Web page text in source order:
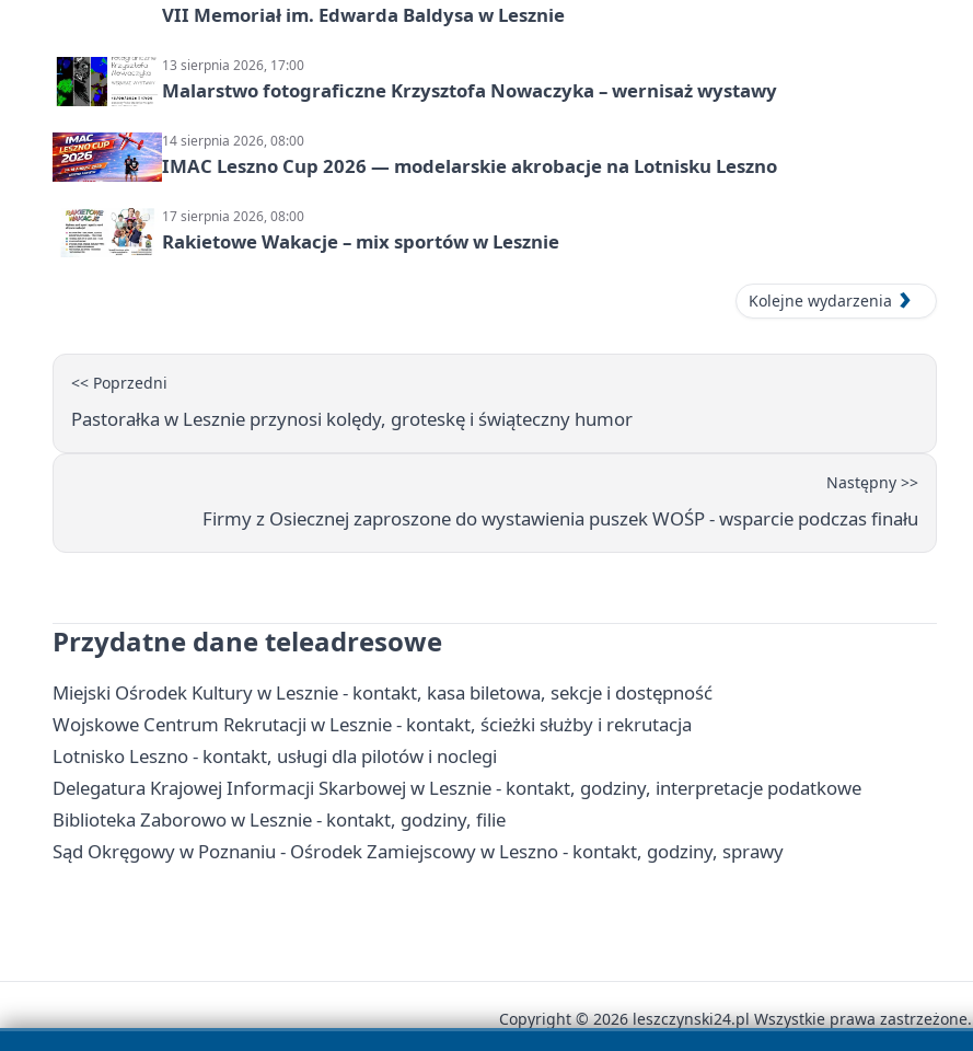
VII Memoriał im. Edwarda Baldysa w Lesznie
13 sierpnia 2026, 17:00
Malarstwo fotograficzne Krzysztofa Nowaczyka – wernisaż wystawy
14 sierpnia 2026, 08:00
IMAC Leszno Cup 2026 — modelarskie akrobacje na Lotnisku Leszno
17 sierpnia 2026, 08:00
Rakietowe Wakacje – mix sportów w Lesznie
Kolejne wydarzenia
<< Poprzedni
Pastorałka w Lesznie przynosi kolędy, groteskę i świąteczny humor
Następny >>
Firmy z Osiecznej zaproszone do wystawienia puszek WOŚP - wsparcie podczas finału
Przydatne dane teleadresowe
Miejski Ośrodek Kultury w Lesznie - kontakt, kasa biletowa, sekcje i dostępność
Wojskowe Centrum Rekrutacji w Lesznie - kontakt, ścieżki służby i rekrutacja
Lotnisko Leszno - kontakt, usługi dla pilotów i noclegi
Delegatura Krajowej Informacji Skarbowej w Lesznie - kontakt, godziny, interpretacje podatkowe
Biblioteka Zaborowo w Lesznie - kontakt, godziny, filie
Sąd Okręgowy w Poznaniu - Ośrodek Zamiejscowy w Leszno - kontakt, godziny, sprawy
Copyright © 2026 leszczynski24.pl Wszystkie prawa zastrzeżone.